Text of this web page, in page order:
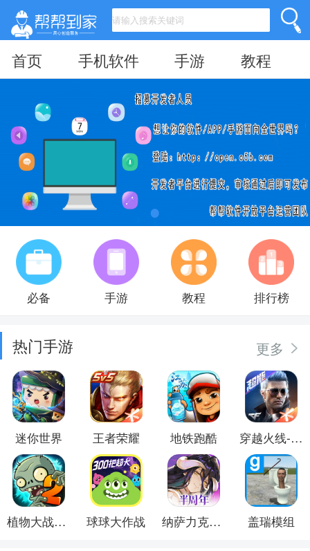
首页 手机软件 手游 教程
必备 手游 教程 排行榜
热门手游 更多
迷你世界 王者荣耀 地铁跑酷 穿越火线-枪战王者
植物大战僵尸2 球球大作战 纳萨力克之王 盖瑞模组